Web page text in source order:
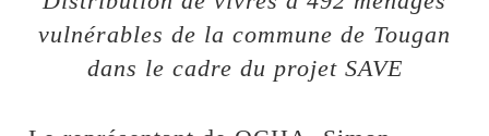
vulnérables de la commune de Tougan
dans le cadre du projet SAVE